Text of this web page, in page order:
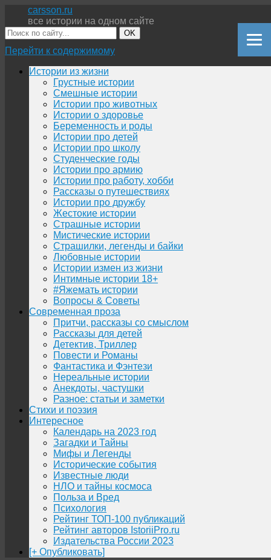
carsson.ru
все истории на одном сайте
OK
Перейти к содержимому
Истории из жизни
Грустные истории
Смешные истории
Истории про животных
Истории о здоровье
Беременность и роды
Истории про детей
Истории про школу
Студенческие годы
Истории про армию
Истории про работу, хобби
Рассказы о путешествиях
Истории про дружбу
Жестокие истории
Страшные истории
Мистические истории
Страшилки, легенды и байки
Любовные истории
Истории измен из жизни
Интимные истории 18+
#Яжемать истории
Вопросы & Советы
Современная проза
Притчи, рассказы со смыслом
Рассказы для детей
Детектив, Триллер
Повести и Романы
Фантастика и Фэнтези
Нереальные истории
Анекдоты, частушки
Разное: статьи и заметки
Стихи и поэзия
Интересное
Календарь на 2023 год
Загадки и Тайны
Мифы и Легенды
Исторические события
Известные люди
НЛО и тайны космоса
Польза и Вред
Психология
Рейтинг ТОП-100 публикаций
Рейтинг авторов IstoriiPro.ru
Издательства России 2023
[+ Опубликовать]